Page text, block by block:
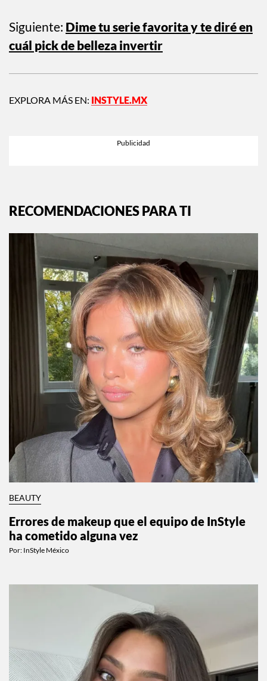
Siguiente: Dime tu serie favorita y te diré en
cuál pick de belleza invertir
EXPLORA MÁS EN: INSTYLE.MX
RECOMENDACIONES PARA TI
BEAUTY
Errores de makeup que el equipo de InStyle
ha cometido alguna vez
Por: InStyle México